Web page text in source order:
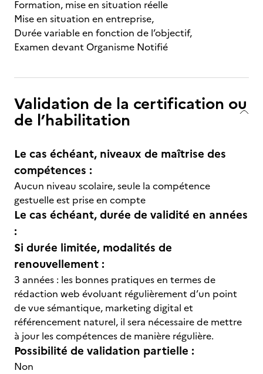
Formation, mise en situation réelle
Mise en situation en entreprise,
Durée variable en fonction de l’objectif,
Examen devant Organisme Notifié
Validation de la certification ou
de l’habilitation
Le cas échéant, niveaux de maîtrise des
compétences :
Aucun niveau scolaire, seule la compétence
gestuelle est prise en compte
Le cas échéant, durée de validité en années
:
Si durée limitée, modalités de
renouvellement :
3 années : les bonnes pratiques en termes de
rédaction web évoluant régulièrement d’un point
de vue sémantique, marketing digital et
référencement naturel, il sera nécessaire de mettre
à jour les compétences de manière régulière.
Possibilité de validation partielle :
Non